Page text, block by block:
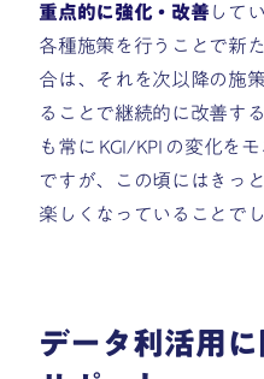
重点的に強化・改善 して
各種施策を行うことで新
合は、それを次以降の施
ることで継続的に改善す
も常に KGI/KPI の変化を
ですが、この頃にはきっ
楽しくなっていることでし
データ利活用